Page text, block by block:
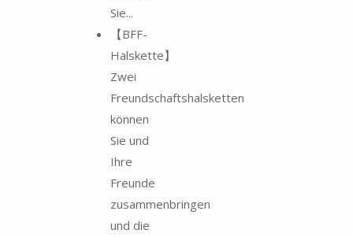
Sie...
【BFF-
Halskette】
Zwei
Freundschaftshalsketten
können
Sie und
Ihre
Freunde
zusammenbringen
und die